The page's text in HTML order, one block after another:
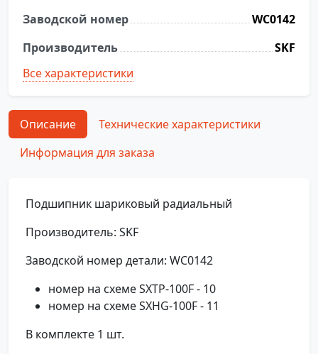
Заводской номер
WC0142
Производитель
SKF
Все характеристики
Описание
Технические характеристики
Информация для заказа
Подшипник шариковый радиальный
Производитель: SKF
Заводской номер детали: WC0142
номер на схеме SXTP-100F - 10
номер на схеме SXHG-100F - 11
В комплекте 1 шт.